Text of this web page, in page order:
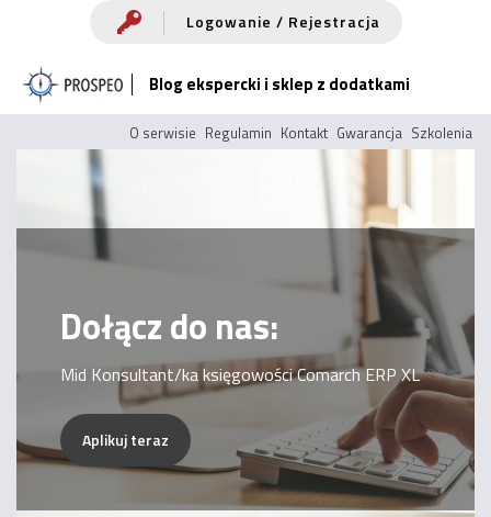
treści
Logowanie / Rejestracja
Blog ekspercki i sklep z dodatkami
O serwisie Regulamin Kontakt Gwarancja Szkolenia
Dołącz do nas:
Mid Konsultant/ka księgowości Comarch ERP XL
Aplikuj teraz